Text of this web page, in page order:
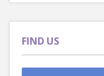
FIND US